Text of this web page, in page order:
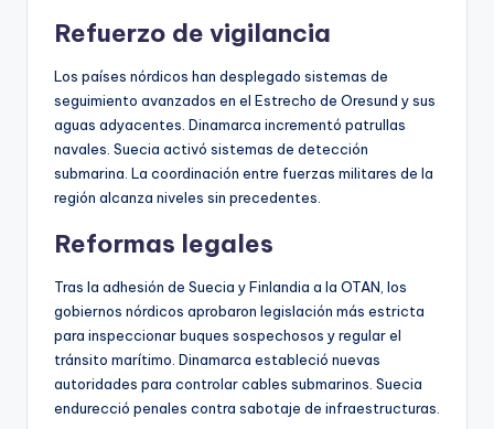
Refuerzo de vigilancia
Los países nórdicos han desplegado sistemas de
seguimiento avanzados en el Estrecho de Oresund y sus
aguas adyacentes. Dinamarca incrementó patrullas
navales. Suecia activó sistemas de detección
submarina. La coordinación entre fuerzas militares de la
región alcanza niveles sin precedentes.
Reformas legales
Tras la adhesión de Suecia y Finlandia a la OTAN, los
gobiernos nórdicos aprobaron legislación más estricta
para inspeccionar buques sospechosos y regular el
tránsito marítimo. Dinamarca estableció nuevas
autoridades para controlar cables submarinos. Suecia
endurecció penales contra sabotaje de infraestructuras.